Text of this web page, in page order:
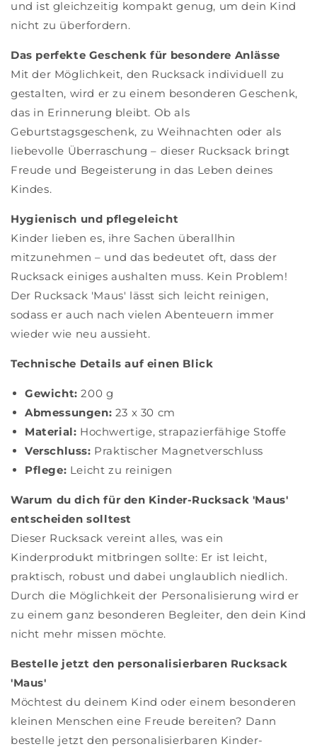
und ist gleichzeitig kompakt genug, um dein Kind
nicht zu überfordern.
Das perfekte Geschenk für besondere Anlässe
Mit der Möglichkeit, den Rucksack individuell zu
gestalten, wird er zu einem besonderen Geschenk,
das in Erinnerung bleibt. Ob als
Geburtstagsgeschenk, zu Weihnachten oder als
liebevolle Überraschung – dieser Rucksack bringt
Freude und Begeisterung in das Leben deines
Kindes.
Hygienisch und pflegeleicht
Kinder lieben es, ihre Sachen überallhin
mitzunehmen – und das bedeutet oft, dass der
Rucksack einiges aushalten muss. Kein Problem!
Der Rucksack 'Maus' lässt sich leicht reinigen,
sodass er auch nach vielen Abenteuern immer
wieder wie neu aussieht.
Technische Details auf einen Blick
Gewicht: 200 g
Abmessungen: 23 x 30 cm
Material: Hochwertige, strapazierfähige Stoffe
Verschluss: Praktischer Magnetverschluss
Pflege: Leicht zu reinigen
Warum du dich für den Kinder-Rucksack 'Maus'
entscheiden solltest
Dieser Rucksack vereint alles, was ein
Kinderprodukt mitbringen sollte: Er ist leicht,
praktisch, robust und dabei unglaublich niedlich.
Durch die Möglichkeit der Personalisierung wird er
zu einem ganz besonderen Begleiter, den dein Kind
nicht mehr missen möchte.
Bestelle jetzt den personalisierbaren Rucksack
'Maus'
Möchtest du deinem Kind oder einem besonderen
kleinen Menschen eine Freude bereiten? Dann
bestelle jetzt den personalisierbaren Kinder-